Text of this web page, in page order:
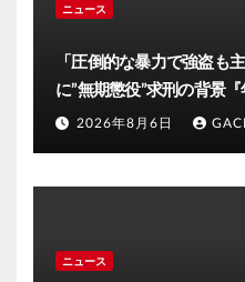
ニュース
「圧倒的な暴力で強盗も
に”無期懲役”求刑の背景
ほど悪質だと検察が判断
2026年8月6日
ニュース